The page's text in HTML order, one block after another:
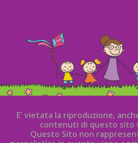
E' vietata la riproduzione,
contenuti di questo sito
Questo Sito non